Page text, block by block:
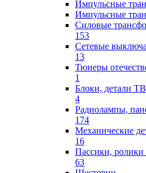
Импульсные
Импульсные
Силовые
153
Сетевые
13
Тюнеры
1
Блоки, детали
4
Радиолампы,
174
Механические
16
Пассики,
63